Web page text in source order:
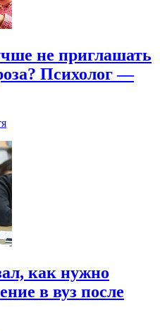
не приглашать
Психолог —
как нужно
в вуз после